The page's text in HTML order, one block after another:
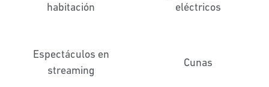
habitación
eléctricos
Espectáculos en
streaming
Cunas